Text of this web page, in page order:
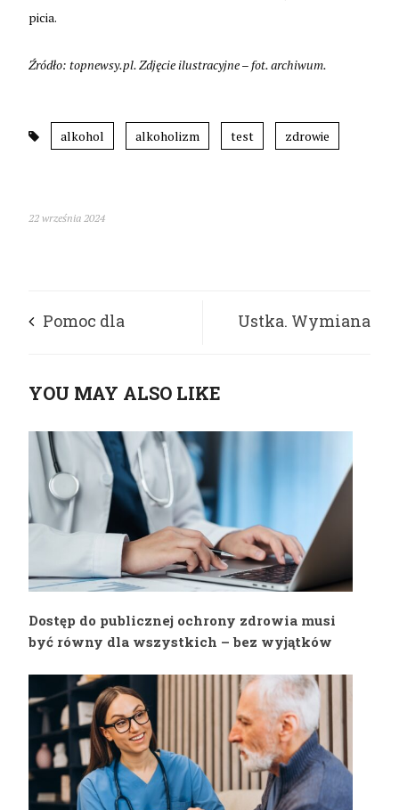
picia.
Źródło: topnewsy.pl. Zdjęcie ilustracyjne – fot. archiwum.
alkohol alkoholizm test zdrowie
22 września 2024
Pomoc dla
powodzią
Ustka. Wymiana
przemocy domowej
YOU MAY ALSO LIKE
Dostęp do publicznej ochrony zdrowia musi
być równy dla wszystkich – bez wyjątków